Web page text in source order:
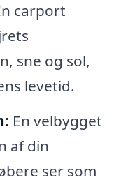
carport
sne og sol,
levetid.
En velbygget
af din
ser som